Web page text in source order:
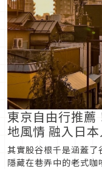
東京自由行推薦
地風情 融入日
其實股谷根千是涵蓋
隱藏在巷弄中的老式